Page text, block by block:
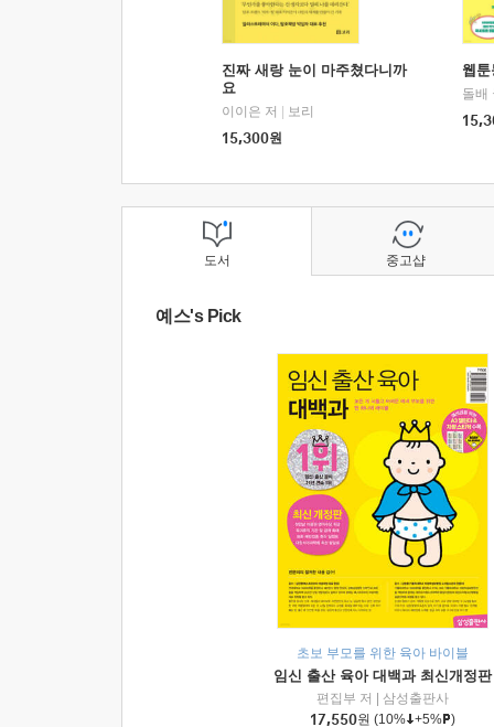
진짜 새랑 눈이 마주쳤다니까
요
이이은 저
보리
15,300원
웹
돌배
도서
예스's Pick
초보 부모를 위한 육아 바이블
임신 출산 육아 대백과 최신개정판
편집부 저
삼성출판사
17,550원 (10% +5% )
중고샵